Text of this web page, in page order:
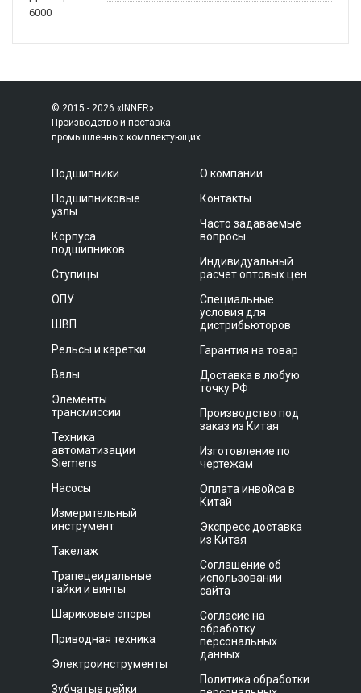
6000
© 2015 - 2026 «INNER»:
Производство и поставка
промышленных комплектующих
Подшипники
Подшипниковые
узлы
Корпуса
подшипников
Ступицы
ОПУ
ШВП
Рельсы и каретки
Валы
Элементы
трансмиссии
Техника
автоматизации
Siemens
Насосы
Измерительный
инструмент
Такелаж
Трапецеидальные
гайки и винты
Шариковые опоры
Приводная техника
Электроинструменты
Зубчатые рейки
О компании
Контакты
Часто задаваемые
вопросы
Индивидуальный
расчет оптовых цен
Специальные
условия для
дистрибьюторов
Гарантия на товар
Доставка в любую
точку РФ
Производство под
заказ из Китая
Изготовление по
чертежам
Оплата инвойса в
Китай
Экспресс доставка
из Китая
Соглашение об
использовании
сайта
Согласие на
обработку
персональных
данных
Политика обработки